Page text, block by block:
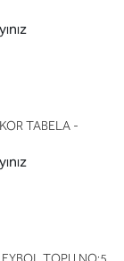
TABELA -